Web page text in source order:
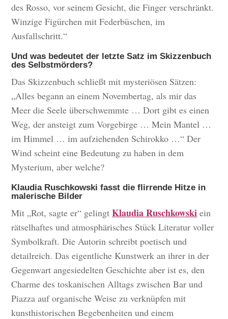
des Rosso, vor seinem Gesicht, die Finger verschränkt.
Winzige Figürchen mit Federbüschen, im
Ausfallschritt.“
Und was bedeutet der letzte Satz im Skizzenbuch
des Selbstmörders?
Das Skizzenbuch schließt mit mysteriösen Sätzen:
„Alles begann an einem Novembertag, als mir das
Meer die Seele überschwemmte … Dort gibt es einen
Weg, der ansteigt zum Vorgebirge … Mein Mantel …
im Himmel … im aufziehenden Schirokko …“ Der
Wind scheint eine Bedeutung zu haben in dem
Mysterium, aber welche?
Klaudia Ruschkowski fasst die flirrende Hitze in
malerische Bilder
Mit „Rot, sagte er“ gelingtKlaudia Ruschkowski ein
rätselhaftes und atmosphärisches Stück Literatur voller
Symbolkraft. Die Autorin schreibt poetisch und
detailreich. Das eigentliche Kunstwerk an ihrer in der
Gegenwart angesiedelten Geschichte aber ist es, den
Charme des toskanischen Alltags zwischen Bar und
Piazza auf organische Weise zu verknüpfen mit
kunsthistorischen Begebenheiten und einem